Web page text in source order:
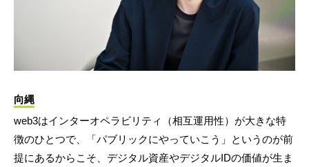
向縄
web3はインターオペラビリティ（相互運用性）が大きな特
徴のひとつで、「パブリックにやっていこう」というのが前
提にあるからこそ、デジタル資産やデジタルIDの価値が生ま